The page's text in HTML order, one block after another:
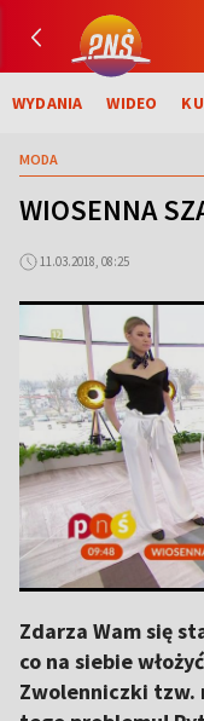
WYDANIA WIDEO
MODA
WIOSENNA
11.03.2018, 08:25
Zdarza Wam się
co na siebie
Zwolenniczki tzw.